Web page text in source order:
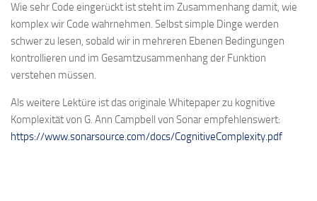
Wie sehr Code eingerückt ist steht im Zusammenhang damit, wie
komplex wir Code wahrnehmen. Selbst simple Dinge werden
schwer zu lesen, sobald wir in mehreren Ebenen Bedingungen
kontrollieren und im Gesamtzusammenhang der Funktion
verstehen müssen.
Als weitere Lektüre ist das originale Whitepaper zu kognitive
Komplexität von G. Ann Campbell von Sonar empfehlenswert:
https://www.sonarsource.com/docs/CognitiveComplexity.pdf